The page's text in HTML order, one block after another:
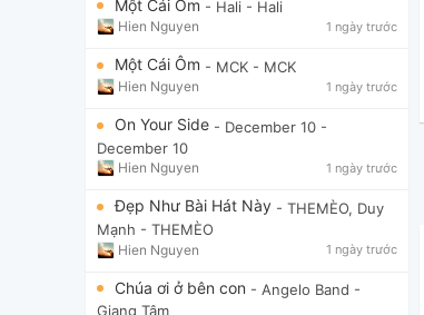
Một Cái Ôm - Hali - Hali
Hien Nguyen 1 ngày trước
Một Cái Ôm - MCK - MCK
Hien Nguyen 1 ngày trước
On Your Side - December 10 -
December 10
Hien Nguyen 1 ngày trước
Đẹp Như Bài Hát Này - THEMÈO, Duy
Mạnh - THEMÈO
Hien Nguyen 1 ngày trước
Chúa ơi ở bên con - Angelo Band -
Giang Tâm